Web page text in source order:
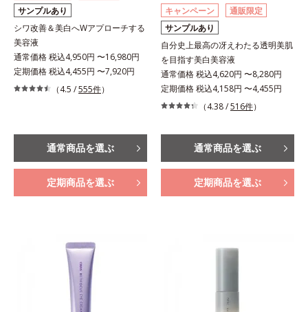
サンプルあり
シワ改善＆美白へWアプローチする
美容液
通常価格 税込4,950円 〜16,980円
定期価格 税込4,455円 〜7,920円
（4.5 /555件）
通常商品を選ぶ
定期商品を選ぶ
キャンペーン
通販限定
サンプルあり
自分史上最高の冴えわたる透明美肌
を目指す美白美容液
通常価格 税込4,620円 〜8,280円
定期価格 税込4,158円 〜4,455円
（4.38 /516件）
通常商品を選ぶ
定期商品を選ぶ